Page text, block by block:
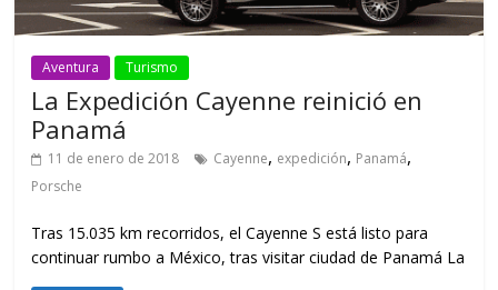
Aventura Turismo
La Expedición Cayenne reinició en
Panamá
11 de enero de 2018 Cayenne, expedición, Panamá,
Porsche
Tras 15.035 km recorridos, el Cayenne S está listo para
continuar rumbo a México, tras visitar ciudad de Panamá La